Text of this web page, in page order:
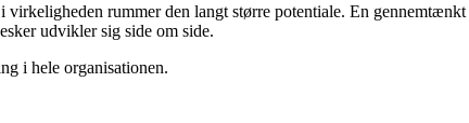
rummer den langt større potentiale. En gennemtænkt
udvikler sig side om side.
i hele organisationen.